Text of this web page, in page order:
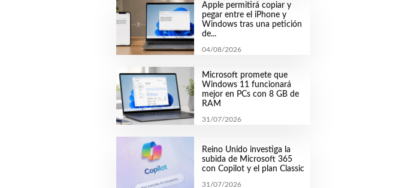
Apple permitirá copiar y
pegar entre el iPhone y
Windows tras una petición
de...
04/08/2026
Microsoft promete que
Windows 11 funcionará
mejor en PCs con 8 GB de
RAM
31/07/2026
Reino Unido investiga la
subida de Microsoft 365
con Copilot y el plan Classic
31/07/2026